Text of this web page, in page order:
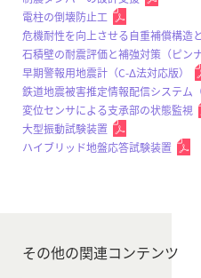
電柱の倒壊防止工
危機耐性を向上させる自重補償構造
石積壁の耐震評価と補強対策（ピン
早期警報用地震計（C-Δ法対応版）
鉄道地震被害推定情報配信システム（
変位センサによる支承部の状態監視
大型振動試験装置
ハイブリッド地盤応答試験装置
その他の関連コンテンツ